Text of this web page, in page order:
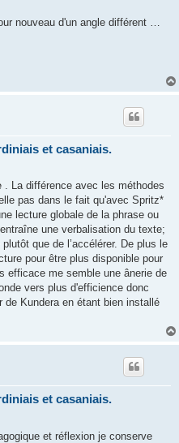
nouveau d'un angle différent …
et casaniais.
La différence avec les méthodes
pas dans le fait qu'avec Spritz*
lecture globale de la phrase ou
une verbalisation du texte;
que de l’accélérer. De plus le
pour être plus disponible pour
efficace me semble une ânerie de
vers plus d'efficience donc
Kundera en étant bien installé
et casaniais.
et réflexion je conserve